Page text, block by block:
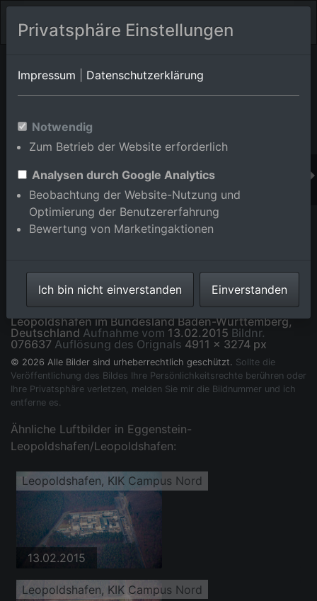
Orts-Album von Eggenstein-Leopoldshafen/Leopoldshafen
Baden-Württemberg,Deutschland
Im Shop bestellen
Leopoldshafen, KIK Campus Nord in Eggenstein-
Leopoldshafen im Bundesland Baden-Württemberg,
Deutschland Aufnahme vom 13.02.2015 Bildnr.
076637 Auflösung des Orignals 4911 x 3274 px
© 2026 Alle Bilder sind urheberrechtlich geschützt. Sollte die
Veröffentlichung des Bildes Ihre Persönlichkeitsrechte berühren oder
Ihre Privatsphäre verletzen, melden Sie mir die Bildnummer und ich
entferne es.
Ähnliche Luftbilder in Eggenstein-
Leopoldshafen/Leopoldshafen:
Leopoldshafen, KIK Campus Nord
13.02.2015
Leopoldshafen, KIK Campus Nord
Privatsphäre Einstellungen
Impressum Datenschutzerklärung
Notwendig
Zum Betrieb der Website erforderlich
Analysen durch Google Analytics
Beobachtung der Website-Nutzung und
Optimierung der Benutzererfahrung
Bewertung von Marketingaktionen
Ich bin nicht einverstanden Einverstanden